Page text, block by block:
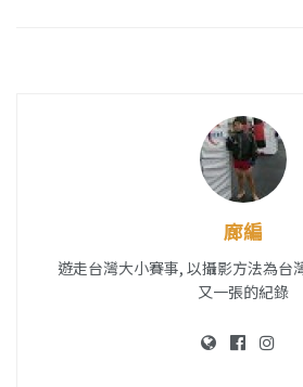
廊編
遊走台灣大小賽事, 以攝影方法為台
又一張的紀錄